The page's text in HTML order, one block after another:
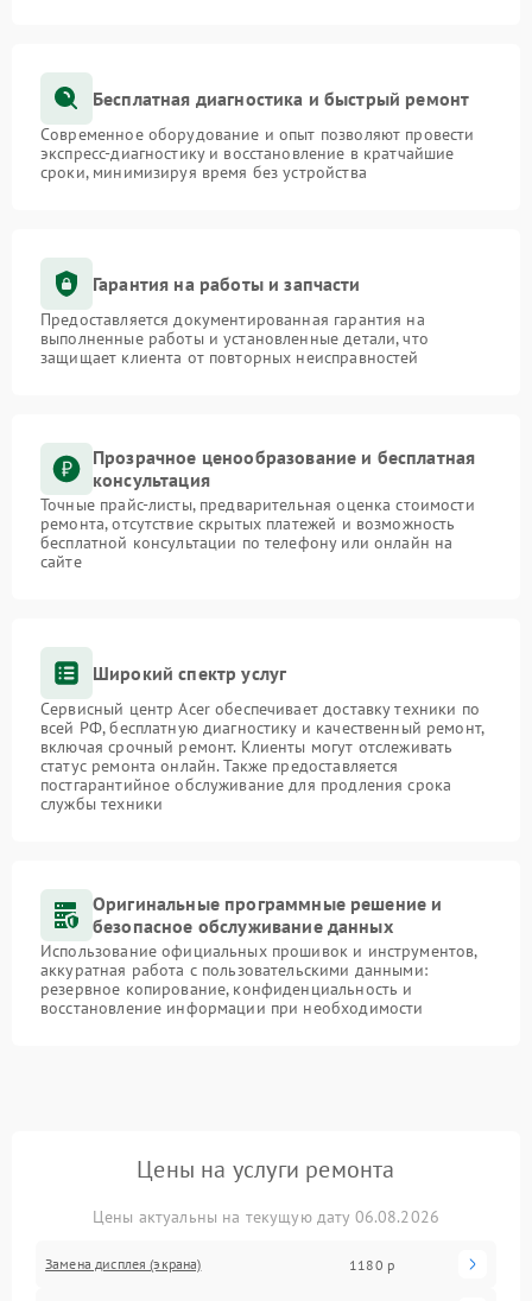
Бесплатная диагностика и быстрый ремонт
Современное оборудование и опыт позволяют провести
экспресс-диагностику и восстановление в кратчайшие
сроки, минимизируя время без устройства
Гарантия на работы и запчасти
Предоставляется документированная гарантия на
выполненные работы и установленные детали, что
защищает клиента от повторных неисправностей
Прозрачное ценообразование и бесплатная
консультация
Точные прайс-листы, предварительная оценка стоимости
ремонта, отсутствие скрытых платежей и возможность
бесплатной консультации по телефону или онлайн на
сайте
Широкий спектр услуг
Сервисный центр Acer обеспечивает доставку техники по
всей РФ, бесплатную диагностику и качественный ремонт,
включая срочный ремонт. Клиенты могут отслеживать
статус ремонта онлайн. Также предоставляется
постгарантийное обслуживание для продления срока
службы техники
Оригинальные программные решение и
безопасное обслуживание данных
Использование официальных прошивок и инструментов,
аккуратная работа с пользовательскими данными:
резервное копирование, конфиденциальность и
восстановление информации при необходимости
Цены на услуги ремонта
Цены актуальны на текущую дату 06.08.2026
Замена дисплея (экрана) 1180 р